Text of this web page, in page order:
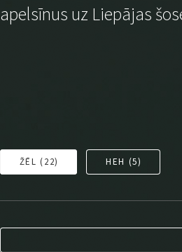
apelsīnus uz Liepājas
ŽĒL (22) HEH (5)